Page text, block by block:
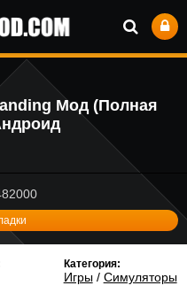
Мод (Полная
Категория:
Игры/ Симуляторы